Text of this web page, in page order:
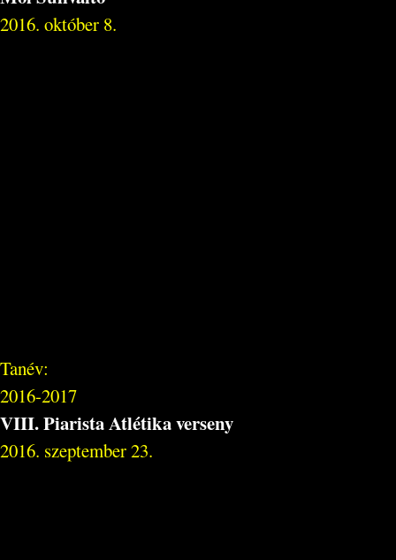
2016. október 8.
Tanév:
2016-2017
VIII. Piarista Atlétika verseny
2016. szeptember 23.